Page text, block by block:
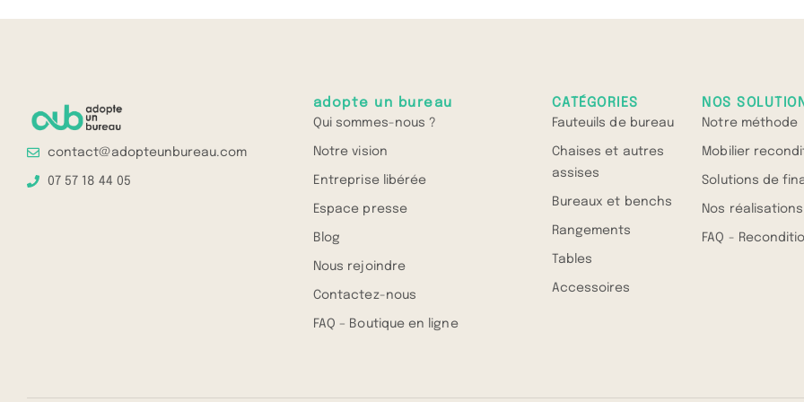
contact@adopteunbureau.com
07 57 18 44 05
adopte un bureau
Qui sommes-nous ?
Notre vision
Entreprise libérée
Espace presse
Blog
Nous rejoindre
Contactez-nous
FAQ – Boutique en ligne
CATÉGORIES
Fauteuils de bureau
Chaises et autres
assises
Bureaux et benchs
Rangements
Tables
Accessoires
NOS
Notre méthode
Mobilier
Solutions de
Nos réalisations
FAQ -